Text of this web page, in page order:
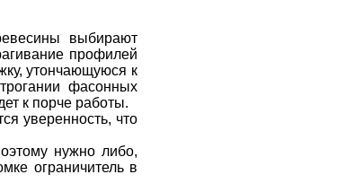
выбирают
профилей
утончающуюся к
фасонных
к порче работы.
уверенность, что
нужно либо,
ограничитель в